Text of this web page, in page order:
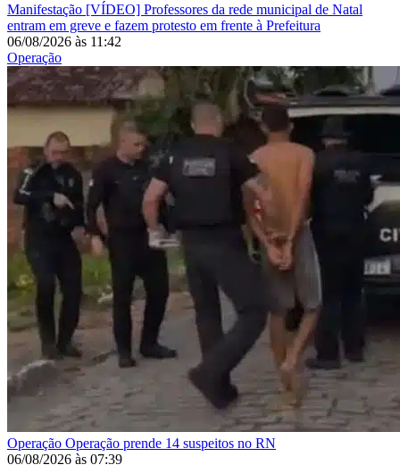
Manifestação [VÍDEO] Professores da rede municipal de Natal
entram em greve e fazem protesto em frente à Prefeitura
06/08/2026 às 11:42
Operação
Operação Operação prende 14 suspeitos no RN
06/08/2026 às 07:39